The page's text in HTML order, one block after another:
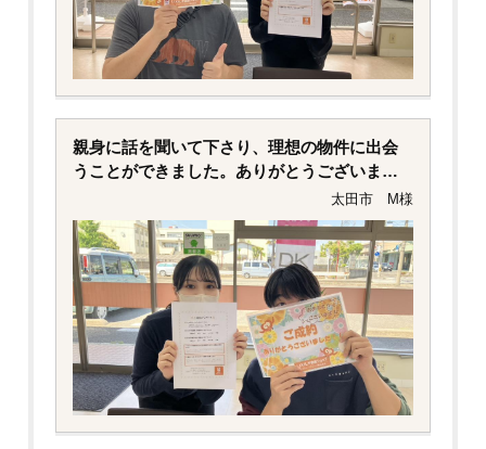
親身に話を聞いて下さり、理想の物件に出会
うことができました。ありがとうございまし
太田市 M様